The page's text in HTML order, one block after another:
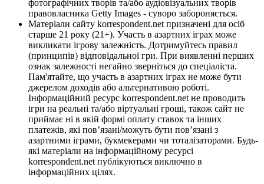
фотографічних творів та/або аудіовізуальних творів
правовласника Getty Images - суворо забороняється.
Матеріали сайту korrespondent.net призначені для осіб
старше 21 року (21+). Участь в азартних іграх може
викликати ігрову залежність. Дотримуйтесь правил
(принципів) відповідальної гри. При виявленні перших
ознак залежності негайно зверніться до спеціаліста.
Пам'ятайте, що участь в азартних іграх не може бути
джерелом доходів або альтернативою роботі.
Інформаційний ресурс korrespondent.net не проводить
ігри на реальні та/або віртуальні гроші, також сайт не
приймає ні в якій формі оплату ставок та інших
платежів, які пов’язані/можуть бути пов’язані з
азартними іграми, букмекерами чи тоталізаторами. Будь-
які матеріали на інформаційному ресурсі
korrespondent.net публікуються виключно в
інформаційних цілях.